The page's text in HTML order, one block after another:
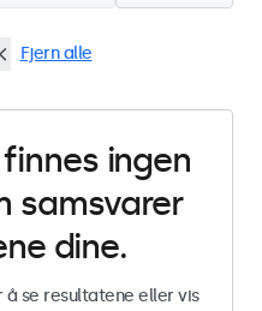
Fjern alle
ingen
samsvarer
dine.
se resultatene eller vis